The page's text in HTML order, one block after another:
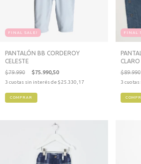
FINAL SALE!
PANTALÓN BB CORDEROY
CELESTE
$79.990 $75.990,50
3 cuotas sin interés de$25.330,17
COMPRAR
FINAL
CLARO
$89.990
3 cuotas